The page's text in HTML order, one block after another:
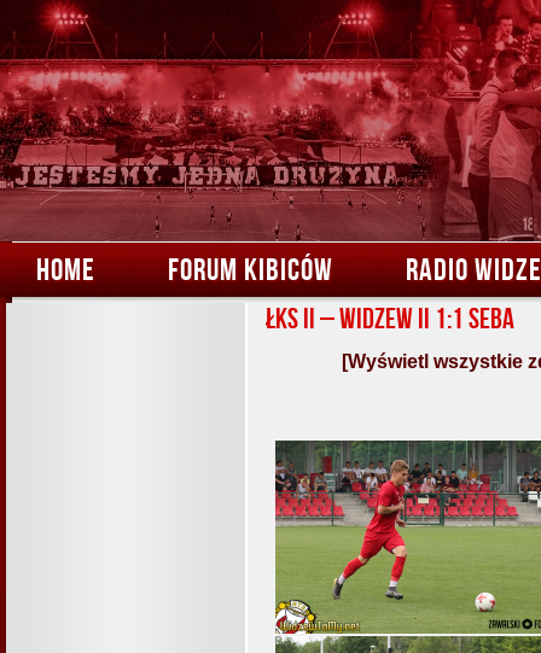
HOME FORUM KIBICÓW RADIO
ŁKS II – Widzew II 1:1 Seba
[Wyświetl wszystkie